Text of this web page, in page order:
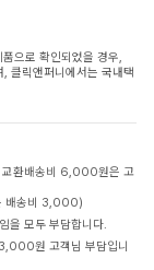
으로 확인되었을 경우,
클릭앤퍼니에서는 국내택
교환배송비 6,000원은 고
배송비 3,000)
을 모두 부담합니다.
원 고객님 부담입니